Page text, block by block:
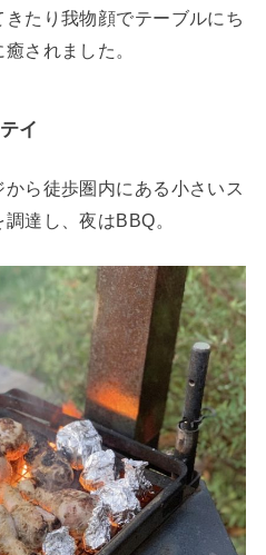
たり我物顔でテーブルにち
されました。
イ
ら徒歩圏内にある小さいス
達し、夜はBBQ。